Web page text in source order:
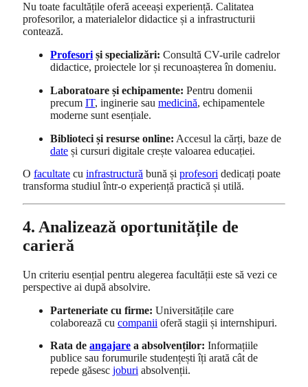
Nu toate facultățile oferă aceeași experiență. Calitatea
profesorilor, a materialelor didactice și a infrastructurii
contează.
Profesori și specializări: Consultă CV-urile cadrelor
didactice, proiectele lor și recunoașterea în domeniu.
Laboratoare și echipamente: Pentru domenii
precum IT, inginerie sau medicină, echipamentele
moderne sunt esențiale.
Biblioteci și resurse online: Accesul la cărți, baze de
date și cursuri digitale crește valoarea educației.
O facultate cu infrastructură bună și profesori dedicați poate
transforma studiul într-o experiență practică și utilă.
4. Analizează oportunitățile de
carieră
Un criteriu esențial pentru alegerea facultății este să vezi ce
perspective ai după absolvire.
Parteneriate cu firme: Universitățile care
colaborează cu companii oferă stagii și internshipuri.
Rata de angajare a absolvenților: Informațiile
publice sau forumurile studențești îți arată cât de
repede găsesc joburi absolvenții.